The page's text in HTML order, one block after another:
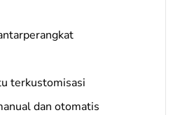
terkustomisasi
dan otomatis